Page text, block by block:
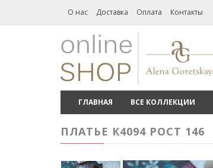
О нас Доставка Оплата Контакты
ГЛАВНАЯ ВСЕ КОЛЛЕКЦИИ
ПЛАТЬЕ К4094 РОСТ 146